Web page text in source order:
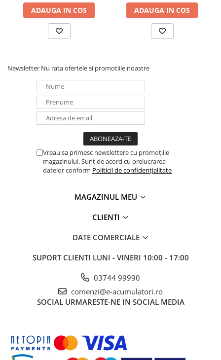
UPS Calculatoare si Servere
UPS Trifazat
Stabilizatoare Tensiune
Acumulatori UPS
Drumetii / Camping
Panouri portabile
Racire/Incalzire
Dulapuri pentru cablare
Sigurante
Laptop & PC accesorii, baterii,
Solutii solare portabile
Lichidare de stoc
ADAUGA IN COS ADAUGA IN COS
Newsletter Nu rata ofertele si promotiile noastre
Vreau sa primesc newslettere cu promoțiile
magazinului. Sunt de acord cu prelucrarea
datelor conform Politicii de confidențialitate
MAGAZINUL MEU
CLIENTI
DATE COMERCIALE
SUPORT CLIENTI LUNI - VINERI 10:00 - 17:00
03744 99990
comenzi@e-acumulatori.ro
SOCIAL URMARESTE-NE IN SOCIAL MEDIA